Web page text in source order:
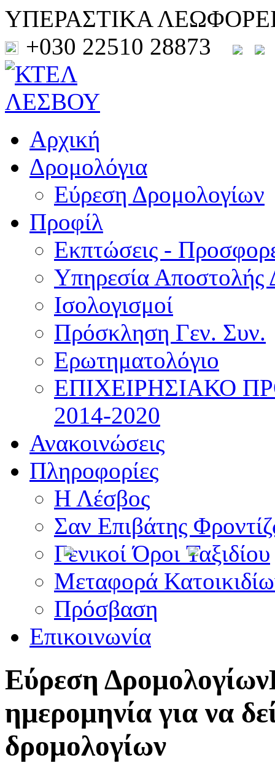
ΥΠΕΡΑΣΤΙΚΑ
+030 22510 28873
Αρχική
Δρομολόγια
Εύρεση Δρομολογίων
Προφίλ
Εκπτώσεις -
Υπηρεσία Αποστολής
Ισολογισμοί
Πρόσκληση Γεν. Συν.
Ερωτηματολόγιο
ΕΠΙΧΕΙΡΗΣΙΑΚΟ
2014-2020
Ανακοινώσεις
Πληροφορίες
Η Λέσβος
Σαν Επιβάτης
Γενικοί Όροι Ταξιδίου
Μεταφορά
Πρόσβαση
Επικοινωνία
Εύρεση Δρομολογίων
ημερομηνία για να
δρομολογίων